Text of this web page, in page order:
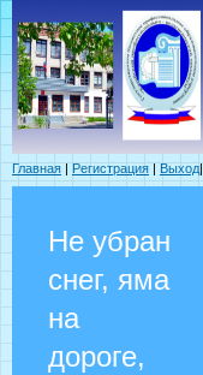
Главная | Регистрация | Выход|
Не убран
снег, яма
на
дороге,